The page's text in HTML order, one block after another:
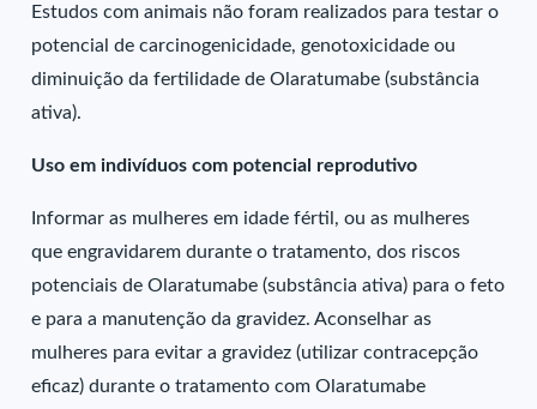
Estudos com animais não foram realizados para testar o
potencial de carcinogenicidade, genotoxicidade ou
diminuição da fertilidade de Olaratumabe (substância
ativa).
Uso em indivíduos com potencial reprodutivo
Informar as mulheres em idade fértil, ou as mulheres
que engravidarem durante o tratamento, dos riscos
potenciais de Olaratumabe (substância ativa) para o feto
e para a manutenção da gravidez. Aconselhar as
mulheres para evitar a gravidez (utilizar contracepção
eficaz) durante o tratamento com Olaratumabe